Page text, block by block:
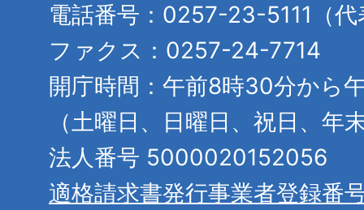
電話番号：0257-23-5111（代
ファクス：0257-24-7714
開庁時間：午前8時30分から
（土曜日、日曜日、祝日、年
法人番号 5000020152056
適格請求書発行事業者登録番